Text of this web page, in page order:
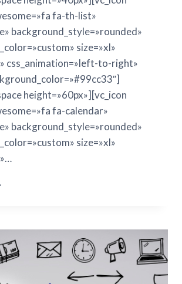
fa-th-list»
background_style=»rounded»
size=»xl»
css_animation=»left-to-right»
height=»60px»][vc_icon
fa-calendar»
background_style=»rounded»
size=»xl»